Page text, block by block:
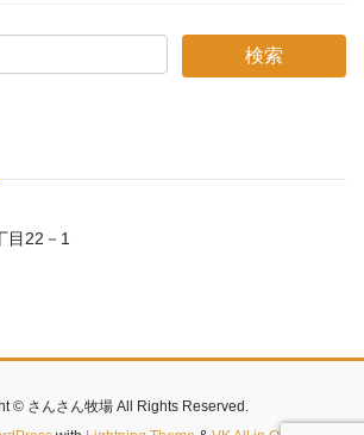
目22－1
© さんさん牧場 All Rights Reserved.